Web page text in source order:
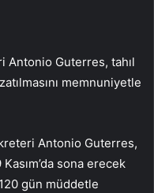
Guterres, tahıl
memnuniyetle
Antonio Guterres,
sona erecek
gün müddetle